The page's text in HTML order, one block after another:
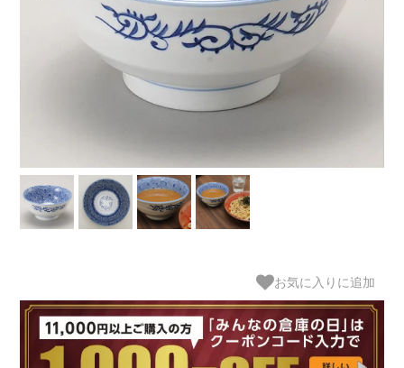
お気に入りに追加